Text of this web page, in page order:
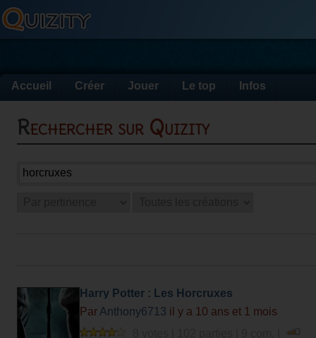
Accueil Créer Jouer Le top Infos
Rechercher sur Quizity
Harry Potter : Les Horcruxes
Par Anthony6713 il y a 10 ans et 1 mois